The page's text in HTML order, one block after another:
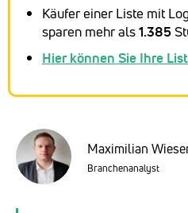
Käufer einer Liste mit
sparen mehr als1.385
Hier können Sie Ihre
Maximilian
Branchenanalyst